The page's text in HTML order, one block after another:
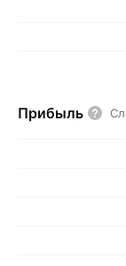
Прибыль